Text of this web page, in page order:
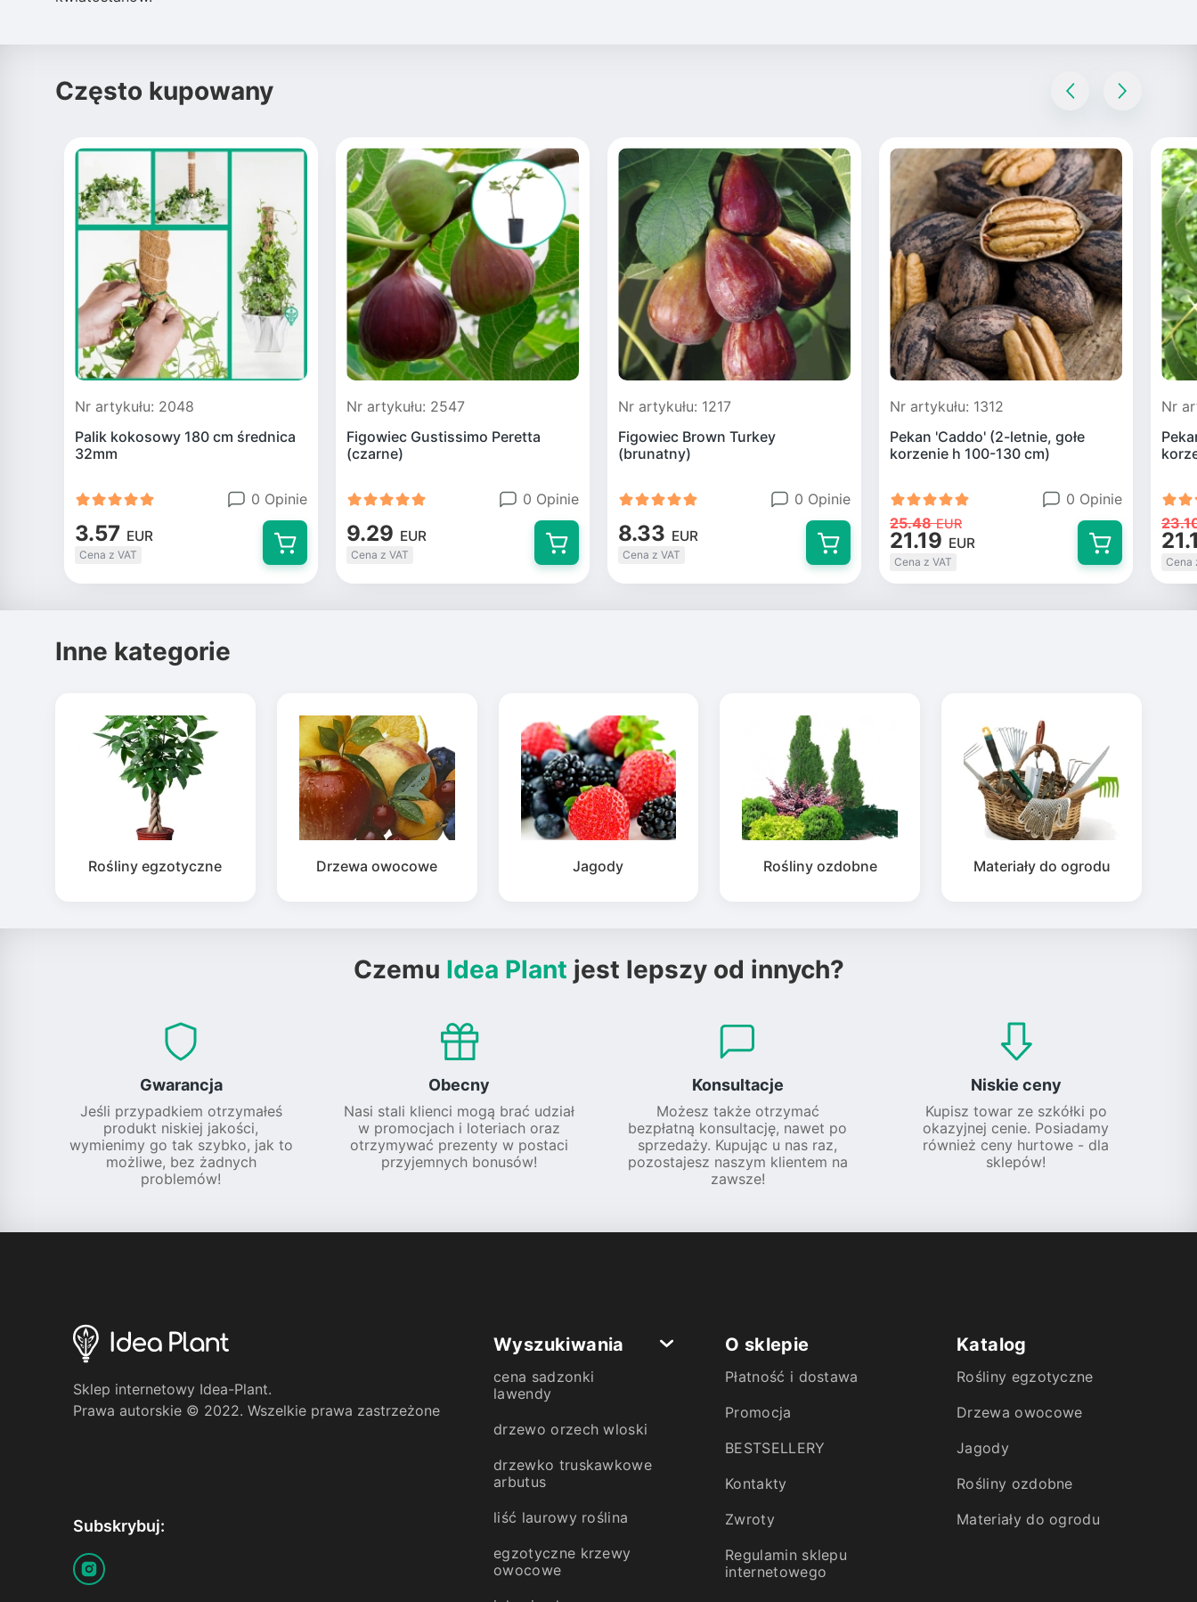
Często kupowany
Nr artykułu: 2048
Palik kokosowy 180 cm średnica
32mm
0 Opinie
3.57 EUR
Cena z VAT
Nr artykułu: 2547
Figowiec Gustissimo Peretta
(czarne)
0 Opinie
9.29 EUR
Cena z VAT
Nr artykułu: 1217
Figowiec Brown Turkey
(brunatny)
0 Opinie
8.33 EUR
Cena z VAT
Nr artykułu: 1312
Pekan 'Caddo' (2-letnie, gołe
korzenie h 100-130 cm)
0 Opinie
25.48 EUR
21.19 EUR
Cena z VAT
Nr
Cena
Inne kategorie
Rośliny egzotyczne Drzewa owocowe Jagody Rośliny ozdobne Materiały do ogrodu
Czemu Idea Plant jest lepszy od innych?
Gwarancja
Jeśli przypadkiem otrzymałeś
produkt niskiej jakości,
wymienimy go tak szybko, jak to
możliwe, bez żadnych
problemów!
Obecny
Nasi stali klienci mogą brać udział
w promocjach i loteriach oraz
otrzymywać prezenty w postaci
przyjemnych bonusów!
Konsultacje
Możesz także otrzymać
bezpłatną konsultację, nawet po
sprzedaży. Kupując u nas raz,
pozostajesz naszym klientem na
zawsze!
Niskie ceny
Kupisz towar ze szkółki po
okazyjnej cenie. Posiadamy
również ceny hurtowe - dla
sklepów!
Sklep internetowy Idea-Plant.
Prawa autorskie © 2022. Wszelkie prawa zastrzeżone
Subskrybuj:
Wyszukiwania
cena sadzonki
lawendy
drzewo orzech wloski
drzewko truskawkowe
arbutus
liść laurowy roślina
egzotyczne krzewy
owocowe
O sklepie
Płatność i dostawa
Promocja
BESTSELLERY
Kontakty
Zwroty
Regulamin sklepu
internetowego
Katalog
Rośliny egzotyczne
Drzewa owocowe
Jagody
Rośliny ozdobne
Materiały do ogrodu